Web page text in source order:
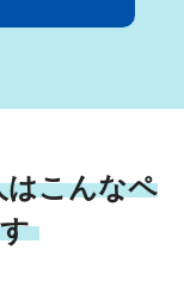
はこんなペ